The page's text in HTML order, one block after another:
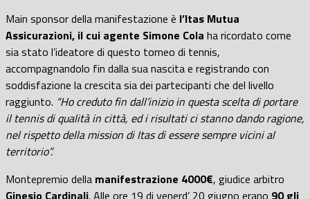
Main sponsor della manifestazione è l’Itas Mutua
Assicurazioni, il cui agente Simone Cola ha ricordato come
sia stato l’ideatore di questo torneo di tennis,
accompagnandolo fin dalla sua nascita e registrando con
soddisfazione la crescita sia dei partecipanti che del livello
raggiunto. “Ho creduto fin dall’inizio in questa scelta di portare
il tennis di qualità in città, ed i risultati ci stanno dando ragione,
nel rispetto della mission di Itas di essere sempre vicini al
territorio”.
Montepremio della manifestrazione 4000€, giudice arbitro
Ginesio Cardinali. Alle ore 19 di venerd’ 20 giugno erano 90 gli